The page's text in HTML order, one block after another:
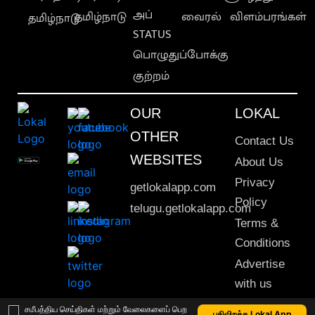
சமீபத்திய செய்திகள் மற்றும் வேலைகளைப் பெற
தமிழ்நாடுதமிழ்நாடு அப்
STATUS
பொழுதுப்போக்கு
குற்றம்
வைரல் விளம்பரங்கள்
OUR
OTHER
WEBSITES
getlokalapp.com
telugu.getlokalapp.com
LOKAL
Contact Us
About Us
Privacy
Policy
Terms &
Conditions
Advertise
with us
Sitemap